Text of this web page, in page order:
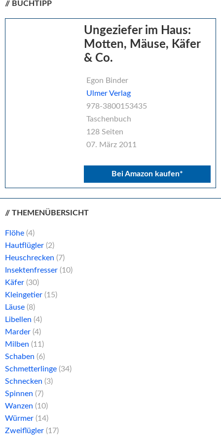
Seitenspalte
// BUCHTIPP
Ungeziefer im Haus:
Motten, Mäuse, Käfer
& Co.
Egon Binder
Ulmer Verlag
978-3800153435
Taschenbuch
128 Seiten
07. März 2011
Bei Amazon kaufen*
// THEMENÜBERSICHT
Flöhe (4)
Hautflügler (2)
Heuschrecken (7)
Insektenfresser (10)
Käfer (30)
Kleingetier (15)
Läuse (8)
Libellen (4)
Marder (4)
Milben (11)
Schaben (6)
Schmetterlinge (34)
Schnecken (3)
Spinnen (7)
Wanzen (10)
Würmer (14)
Zweiflügler (17)